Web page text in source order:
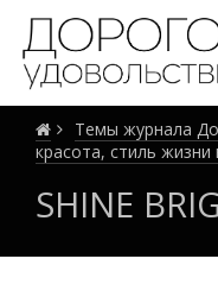
Темы журнала
красота, стиль жизни
SHINE